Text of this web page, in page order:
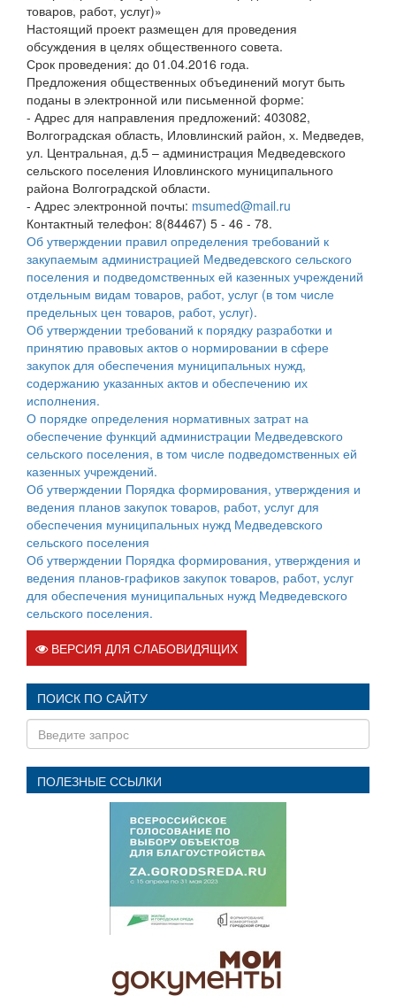
товаров, работ, услуг)»
Настоящий проект размещен для проведения
обсуждения в целях общественного совета.
Срок проведения: до 01.04.2016 года.
Предложения общественных объединений могут быть
поданы в электронной или письменной форме:
- Адрес для направления предложений: 403082,
Волгоградская область, Иловлинский район, х. Медведев,
ул. Центральная, д.5 – администрация Медведевского
сельского поселения Иловлинского муниципального
района Волгоградской области.
- Адрес электронной почты: msumed@mail.ru
Контактный телефон: 8(84467) 5 - 46 - 78.
Об утверждении правил определения требований к
закупаемым администрацией Медведевского сельского
поселения и подведомственных ей казенных учреждений
отдельным видам товаров, работ, услуг (в том числе
предельных цен товаров, работ, услуг).
Об утверждении требований к порядку разработки и
принятию правовых актов о нормировании в сфере
закупок для обеспечения муниципальных нужд,
содержанию указанных актов и обеспечению их
исполнения.
О порядке определения нормативных затрат на
обеспечение функций администрации Медведевского
сельского поселения, в том числе подведомственных ей
казенных учреждений.
Об утверждении Порядка формирования, утверждения и
ведения планов закупок товаров, работ, услуг для
обеспечения муниципальных нужд Медведевского
сельского поселения
Об утверждении Порядка формирования, утверждения и
ведения планов-графиков закупок товаров, работ, услуг
для обеспечения муниципальных нужд Медведевского
сельского поселения.
ВЕРСИЯ ДЛЯ СЛАБОВИДЯЩИХ
ПОИСК ПО САЙТУ
ПОЛЕЗНЫЕ ССЫЛКИ